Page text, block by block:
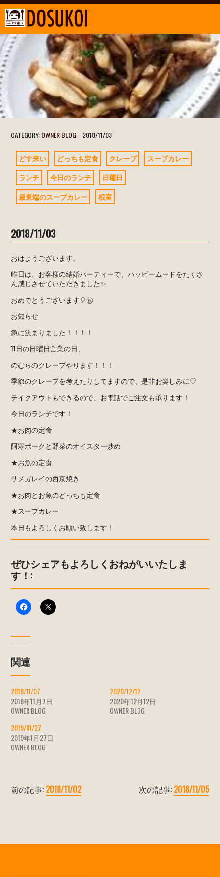
CATEGORY:OWNER BLOG 2018/11/03
どす来い どっちも定食 クレープ
スープカレー
ランチ
今日のランチ
日曜日
最東端のスープカレー
根室
2018/11/03
おはようございます。
昨日は、お客様の結婚パーティーで、ハッピームードをたくさ
ん感じさせていただきました✨
おめでとうございます🎈㊗️
お知らせ
急に決まりました！！！！
11日の日曜日営業の日、
のむらのクレープやります！！！
季節のクレープを考えたりしてますので、是非お楽しみに♡
テイクアウトもできるので、お電話でご注文も承ります！
今日のランチです！
★お肉の定食
阿寒ポークと野菜のオイスター炒め
★お魚の定食
サメガレイの西京焼き
★お肉とお魚のどっちも定食
★スープカレー
本日もよろしくお願い致します！
ぜひシェアもよろしくおねがいいたしま
す！:
関連
2018/11/07
2018年11月7日
OWNER BLOG
2020/12/12
2020年12月12日
OWNER BLOG
2019/01/27
2019年1月27日
OWNER BLOG
前の記事: 2018/11/02 次の記事: 2018/11/05